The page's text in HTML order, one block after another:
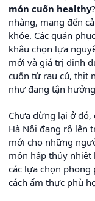
món cuốn healthy
nhàng, mang đến
khỏe. Các quán
khâu chọn lựa
mới và giá trị dinh
cuốn từ rau củ, thịt
như đang tận
Chưa dừng lại ở đó,
Hà Nội đang rộ lên
mới cho những
món hấp thủy nhiệt
các lựa chọn phong
cách ẩm thực phù